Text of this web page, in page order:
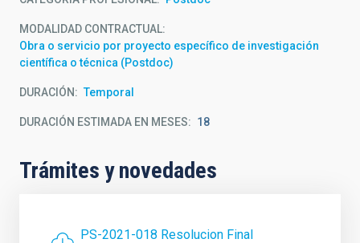
MODALIDAD CONTRACTUAL
Obra o servicio por proyecto específico de investigación
científica o técnica (Postdoc)
DURACIÓN Temporal
DURACIÓN ESTIMADA EN MESES 18
Trámites y novedades
PS-2021-018 Resolucion Final